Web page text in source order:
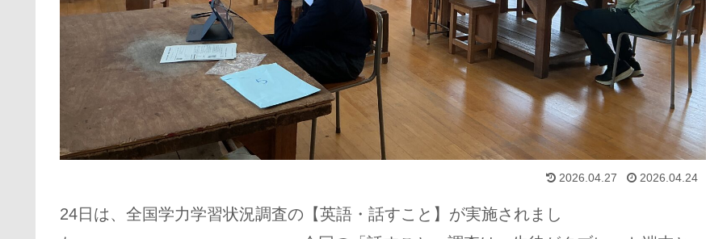
2026.04.27 2026.04.24
24日は、全国学力学習状況調査の【英語・話すこと】が実施されまし